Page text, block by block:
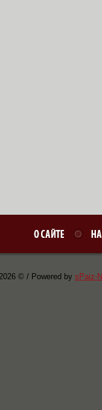
© / Powered by sPaiz-